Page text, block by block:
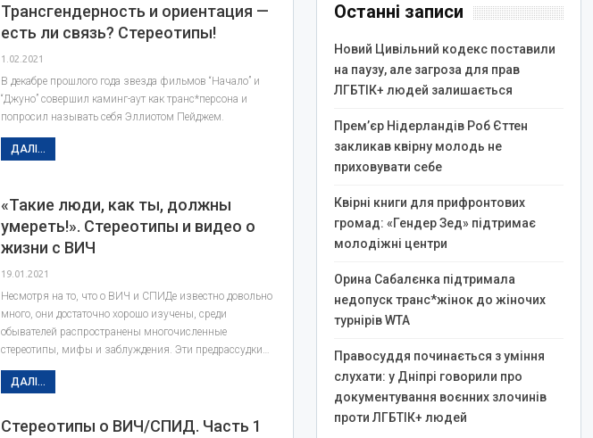
Трансгендерность и ориентация —
есть ли связь? Стереотипы!
1.02.2021
В декабре прошлого года звезда фильмов “Начало” и
“Джуно” совершил каминг-аут как транс*персона и
попросил называть себя Эллиотом Пейджем.
ДАЛІ...
«Такие люди, как ты, должны
умереть!». Стереотипы и видео о
жизни с ВИЧ
19.01.2021
Несмотря на то, что о ВИЧ и СПИДе известно довольно
много, они достаточно хорошо изучены, среди
обывателей распространены многочисленные
стереотипы, мифы и заблуждения. Эти предрассудки…
ДАЛІ...
Стереотипы о ВИЧ/СПИД. Часть 1
Останні записи
Новий Цивільний кодекс поставили
на паузу, але загроза для прав
ЛГБТІК+ людей залишається
Прем’єр Нідерландів Роб Єттен
закликав квірну молодь не
приховувати себе
Квірні книги для прифронтових
громад: «Гендер Зед» підтримає
молодіжні центри
Орина Сабалєнка підтримала
недопуск транс*жінок до жіночих
турнірів WTA
Правосуддя починається з уміння
слухати: у Дніпрі говорили про
документування воєнних злочинів
проти ЛГБТІК+ людей